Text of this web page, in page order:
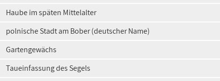
Haube im späten Mittelalter
polnische Stadt am Bober (deutscher Name)
Gartengewächs
Taueinfassung des Segels